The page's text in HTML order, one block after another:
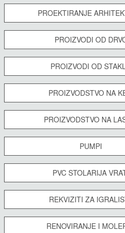
PROEKTIRANJE
PROIZVODI OD
PROIZVODI OD
PROIZVODSTVO NA
PROIZVODSTVO NA
PUMPI
PVC STOLARIJA
REKVIZITI ZA
RENOVIRANJE I